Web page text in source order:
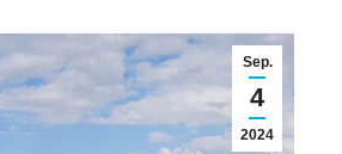
Sep.
4
2024